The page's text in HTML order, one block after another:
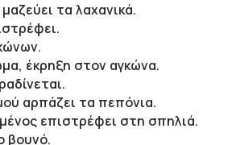
τα λαχανικά.
έκρηξη στον αγκώνα.
αρπάζει τα πεπόνια.
επιστρέφει στη σπηλιά.
βουνό.